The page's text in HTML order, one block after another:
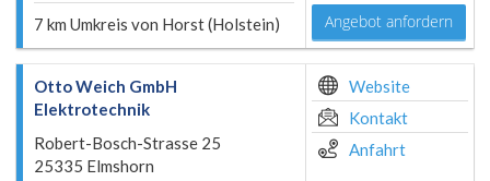
7 km Umkreis von Horst (Holstein) Angebot anfordern
Otto Weich GmbH
Elektrotechnik
Robert-Bosch-Strasse 25
25335 Elmshorn
Website
Kontakt
Anfahrt